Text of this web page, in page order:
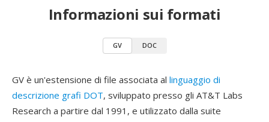
Informazioni sui formati
GV DOC
GV è un'estensione di file associata al linguaggio di
descrizione grafi DOT, sviluppato presso gli AT&T Labs
Research a partire dal 1991, e utilizzato dalla suite